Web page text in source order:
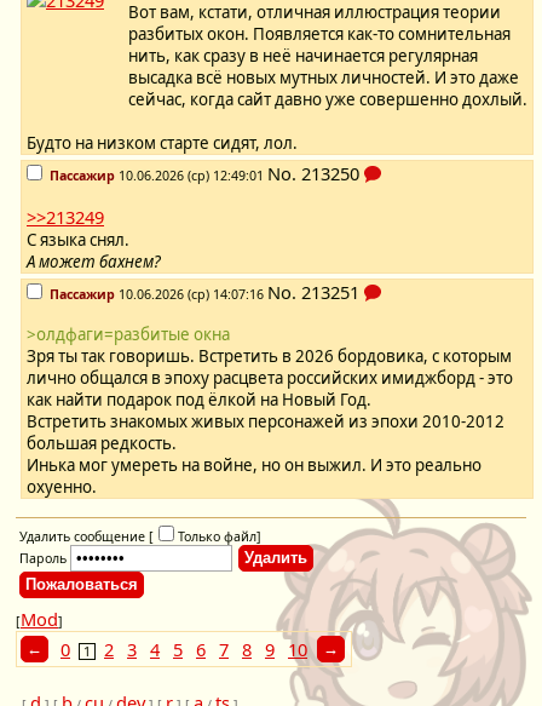
Вот вам, кстати, отличная иллюстрация теории
разбитых окон. Появляется как-то сомнительная
нить, как сразу в неё начинается регулярная
высадка всё новых мутных личностей. И это даже
сейчас, когда сайт давно уже совершенно дохлый.
Будто на низком старте сидят, лол.
Пассажир 10.06.2026 (ср) 12:49:01 No. 213250
>>213249
С языка снял.
А может бахнем?
Пассажир 10.06.2026 (ср) 14:07:16 No. 213251
>олдфаги=разбитые окна
Зря ты так говоришь. Встретить в 2026 бордовика, с которым
лично общался в эпоху расцвета российских имиджборд - это
как найти подарок под ёлкой на Новый Год.
Встретить знакомых живых персонажей из эпохи 2010-2012
большая редкость.
Инька мог умереть на войне, но он выжил. И это реально
охуенно.
Удалить сообщение [ Только файл]
Пароль
[Mod]
0 1 2 3 4 5 6 7 8 9 10